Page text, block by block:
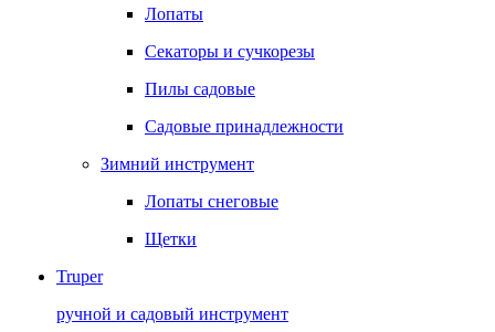
Лопаты
Секаторы и сучкорезы
Пилы садовые
Садовые принадлежности
Зимний инструмент
Лопаты снеговые
Щетки
Truper
ручной и садовый инструмент